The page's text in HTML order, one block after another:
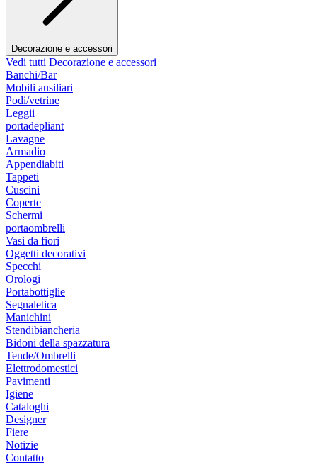
Decorazione e accessori
Vedi tutti Decorazione e accessori
Banchi/Bar
Mobili ausiliari
Podi/vetrine
Leggii
portadepliant
Lavagne
Armadio
Appendiabiti
Tappeti
Cuscini
Coperte
Schermi
portaombrelli
Vasi da fiori
Oggetti decorativi
Specchi
Orologi
Portabottiglie
Segnaletica
Manichini
Stendibiancheria
Bidoni della spazzatura
Tende/Ombrelli
Elettrodomestici
Pavimenti
Igiene
Cataloghi
Designer
Fiere
Notizie
Contatto